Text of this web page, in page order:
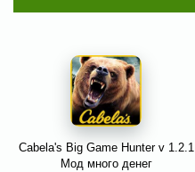
Cabela's Big Game Hunter v 1.2.1
Мод много денег